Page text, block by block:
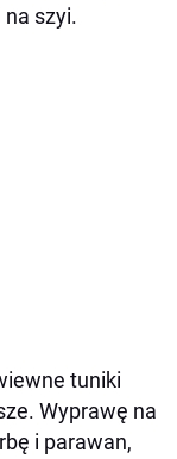
szyi.
tuniki
Wyprawę na
i parawan,